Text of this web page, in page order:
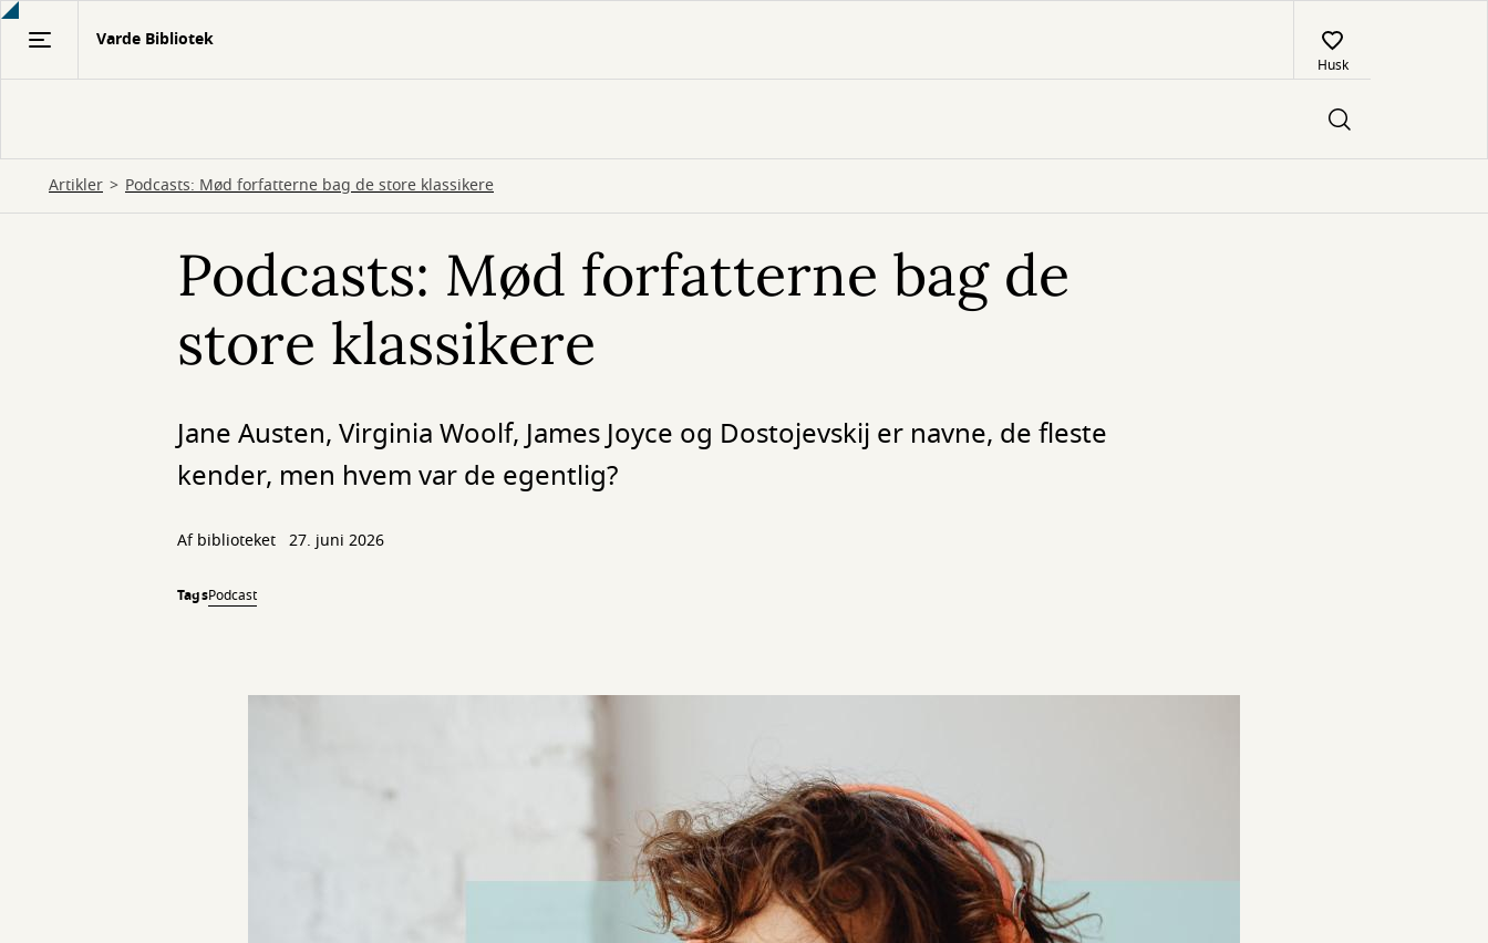
Gå
Varde Bibliotek
Husk
Artikler Podcasts: Mød forfatterne bag de store klassikere
Podcasts: Mød forfatterne bag de
store klassikere
Jane Austen, Virginia Woolf, James Joyce og Dostojevskij er navne, de fleste
kender, men hvem var de egentlig?
Af biblioteket 27. juni 2026
TagsPodcast